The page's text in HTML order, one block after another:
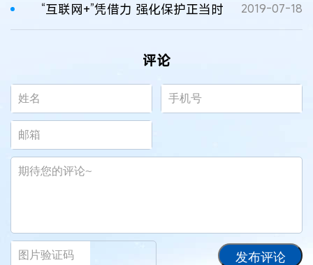
“互联网+”凭借力 强化保护正当时 2019-07-18
评论
发布评论